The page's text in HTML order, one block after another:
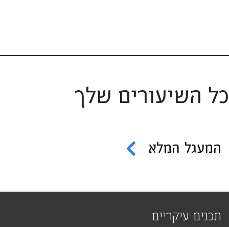
כל השיעורים שלך
המעגל המלא
תכנים עיקריים